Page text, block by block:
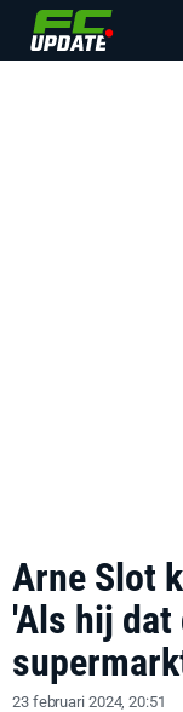
Arne Slot
'Als hij
23 februari 2024, 20:51